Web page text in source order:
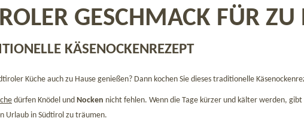
GESCHMACK FÜR ZU
KÄSENOCKENREZEPT
Küche auch zu Hause genießen? Dann kochen Sie dieses traditionelle
dürfen Knödel und Nocken nicht fehlen. Wenn die Tage kürzer und kälter werden,
Urlaub in Südtirol zu träumen.